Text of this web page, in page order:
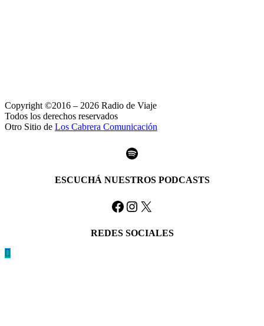
Copyright ©2016 – 2026 Radio de Viaje
Todos los derechos reservados
Otro Sitio de Los Cabrera Comunicación
Spotify
ESCUCHÁ NUESTROS PODCASTS
Facebook
Instagram
X
REDES SOCIALES